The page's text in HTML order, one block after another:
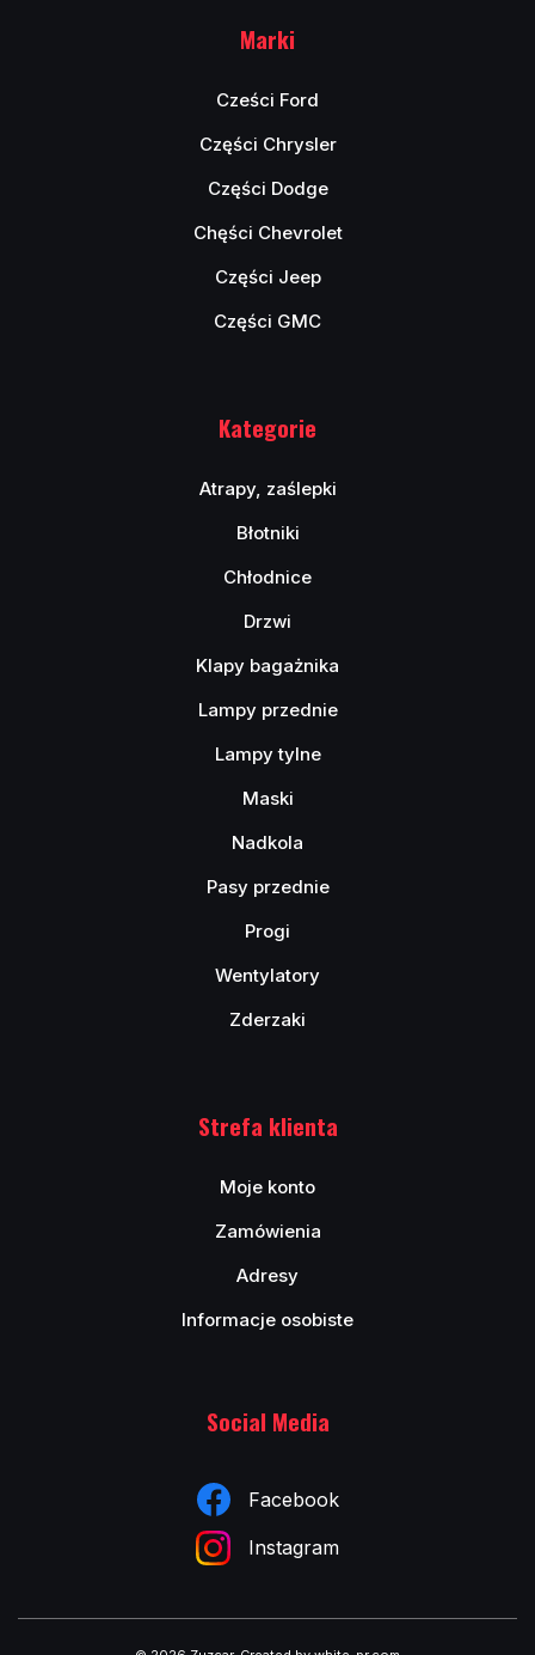
Marki
Cześci Ford
Części Chrysler
Części Dodge
Chęści Chevrolet
Części Jeep
Części GMC
Kategorie
Atrapy, zaślepki
Błotniki
Chłodnice
Drzwi
Klapy bagażnika
Lampy przednie
Lampy tylne
Maski
Nadkola
Pasy przednie
Progi
Wentylatory
Zderzaki
Strefa klienta
Moje konto
Zamówienia
Adresy
Informacje osobiste
Social Media
Facebook
Instagram